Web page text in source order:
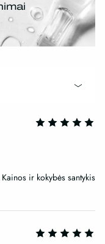
ir kokybės santykis